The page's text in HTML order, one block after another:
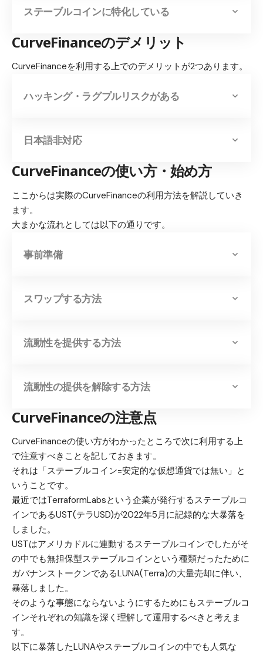
ステーブルコインに特化している
CurveFinanceのデメリット
CurveFinanceを利用する上でのデメリットが2つあります。
ハッキング・ラグプルリスクがある
日本語非対応
CurveFinanceの使い方・始め方
ここからは実際のCurveFinanceの利用方法を解説していき
ます。
大まかな流れとしては以下の通りです。
事前準備
スワップする方法
流動性を提供する方法
流動性の提供を解除する方法
CurveFinanceの注意点
CurveFinanceの使い方がわかったところで次に利用する上
で注意すべきことを記しておきます。
それは「ステーブルコイン=安定的な仮想通貨では無い」と
いうことです。
最近ではTerraformLabsという企業が発行するステーブルコ
インであるUST(テラUSD)が2022年5月に記録的な大暴落を
しました。
USTはアメリカドルに連動するステーブルコインでしたがそ
の中でも無担保型ステーブルコインという種類だったために
ガバナンストークンであるLUNA(Terra)の大量売却に伴い、
暴落しました。
そのような事態にならないようにするためにもステーブルコ
インそれぞれの知識を深く理解して運用するべきと考えま
す。
以下に暴落したLUNAやステーブルコインの中でも人気な